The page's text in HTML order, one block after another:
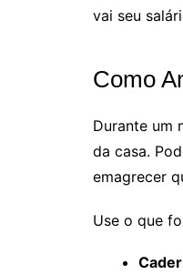
vai seu
Como
Durante um
da casa.
emagrecer
Use o que